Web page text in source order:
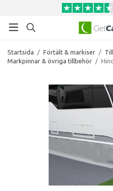
Startsida / Förtält & markiser /
Markpinnar & övriga tillbehör /